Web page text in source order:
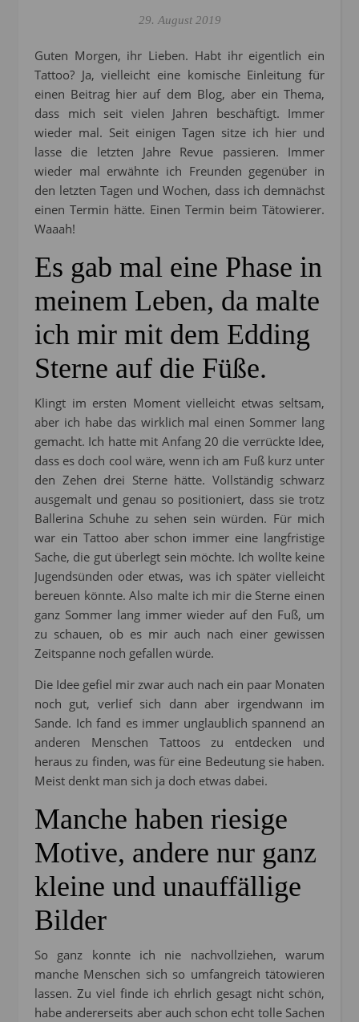
29. August 2019
Guten Morgen, ihr Lieben. Habt ihr eigentlich ein
Tattoo? Ja, vielleicht eine komische Einleitung für
einen Beitrag hier auf dem Blog, aber ein Thema,
dass mich seit vielen Jahren beschäftigt. Immer
wieder mal. Seit einigen Tagen sitze ich hier und
lasse die letzten Jahre Revue passieren. Immer
wieder mal erwähnte ich Freunden gegenüber in
den letzten Tagen und Wochen, dass ich demnächst
einen Termin hätte. Einen Termin beim Tätowierer.
Waaah!
Es gab mal eine Phase in
meinem Leben, da malte
ich mir mit dem Edding
Sterne auf die Füße.
Klingt im ersten Moment vielleicht etwas seltsam,
aber ich habe das wirklich mal einen Sommer lang
gemacht. Ich hatte mit Anfang 20 die verrückte Idee,
dass es doch cool wäre, wenn ich am Fuß kurz unter
den Zehen drei Sterne hätte. Vollständig schwarz
ausgemalt und genau so positioniert, dass sie trotz
Ballerina Schuhe zu sehen sein würden. Für mich
war ein Tattoo aber schon immer eine langfristige
Sache, die gut überlegt sein möchte. Ich wollte keine
Jugendsünden oder etwas, was ich später vielleicht
bereuen könnte. Also malte ich mir die Sterne einen
ganz Sommer lang immer wieder auf den Fuß, um
zu schauen, ob es mir auch nach einer gewissen
Zeitspanne noch gefallen würde.
Die Idee gefiel mir zwar auch nach ein paar Monaten
noch gut, verlief sich dann aber irgendwann im
Sande. Ich fand es immer unglaublich spannend an
anderen Menschen Tattoos zu entdecken und
heraus zu finden, was für eine Bedeutung sie haben.
Meist denkt man sich ja doch etwas dabei.
Manche haben riesige
Motive, andere nur ganz
kleine und unauffällige
Bilder
So ganz konnte ich nie nachvollziehen, warum
manche Menschen sich so umfangreich tätowieren
lassen. Zu viel finde ich ehrlich gesagt nicht schön,
habe andererseits aber auch schon echt tolle Sachen